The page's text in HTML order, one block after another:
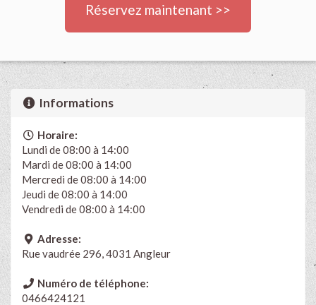
Réservez maintenant >>
Informations
Horaire:
Lundi de 08:00 à 14:00
Mardi de 08:00 à 14:00
Mercredi de 08:00 à 14:00
Jeudi de 08:00 à 14:00
Vendredi de 08:00 à 14:00
Adresse:
Rue vaudrée 296, 4031 Angleur
Numéro de téléphone:
0466424121